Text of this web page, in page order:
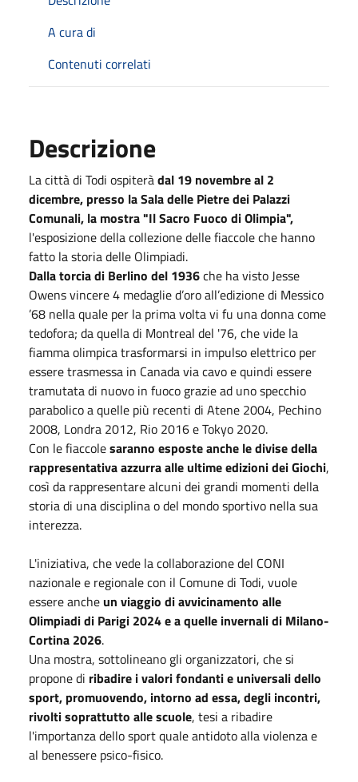
A cura di
Contenuti correlati
Descrizione
La città di Todi ospiteràdal 19 novembre al 2
dicembre, presso la Sala delle Pietre dei Palazzi
Comunali, la mostra "Il Sacro Fuoco di Olimpia",
l'esposizione della collezione delle fiaccole che hanno
fatto la storia delle Olimpiadi.
Dalla torcia di Berlino del 1936che ha visto Jesse
Owens vincere 4 medaglie d’oro all’edizione di Messico
’68 nella quale per la prima volta vi fu una donna come
tedofora; da quella di Montreal del '76, che vide la
fiamma olimpica trasformarsi in impulso elettrico per
essere trasmessa in Canada via cavo e quindi essere
tramutata di nuovo in fuoco grazie ad uno specchio
parabolico a quelle più recenti di Atene 2004, Pechino
2008, Londra 2012, Rio 2016 e Tokyo 2020.
Con le fiaccolesaranno esposte anche le divise della
rappresentativa azzurra alle ultime edizioni dei Giochi,
così da rappresentare alcuni dei grandi momenti della
storia di una disciplina o del mondo sportivo nella sua
interezza.
L'iniziativa, che vede la collaborazione del CONI
nazionale e regionale con il Comune di Todi, vuole
essere anche un viaggio di avvicinamento alle
Olimpiadi di Parigi 2024 e a quelle invernali di Milano-
Cortina 2026.
Una mostra, sottolineano gli organizzatori, che si
propone di ribadire i valori fondanti e universali dello
sport, promuovendo, intorno ad essa, degli incontri,
rivolti soprattutto alle scuole, tesi a ribadire
l'importanza dello sport quale antidoto alla violenza e
al benessere psico-fisico.